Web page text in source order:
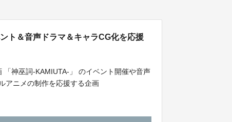
ト＆音声ドラマ＆キャラCG化を応援
神巫詞-KAMIUTA-」 のイベント開催や音声
アニメの制作を応援する企画